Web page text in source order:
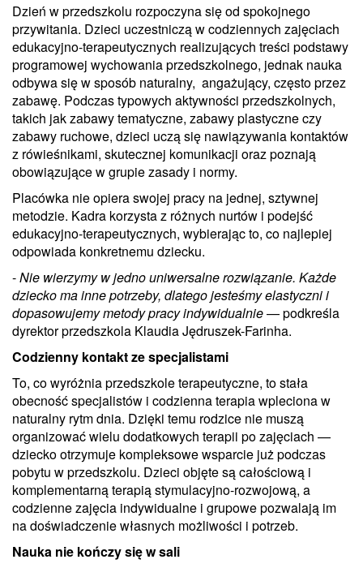
Dzień w przedszkolu rozpoczyna się od spokojnego
przywitania. Dzieci uczestniczą w codziennych zajęciach
edukacyjno-terapeutycznych realizujących treści podstawy
programowej wychowania przedszkolnego, jednak nauka
odbywa się w sposób naturalny, angażujący, często przez
zabawę. Podczas typowych aktywności przedszkolnych,
takich jak zabawy tematyczne, zabawy plastyczne czy
zabawy ruchowe, dzieci uczą się nawiązywania kontaktów
z rówieśnikami, skutecznej komunikacji oraz poznają
obowiązujące w grupie zasady i normy.
Placówka nie opiera swojej pracy na jednej, sztywnej
metodzie. Kadra korzysta z różnych nurtów i podejść
edukacyjno-terapeutycznych, wybierając to, co najlepiej
odpowiada konkretnemu dziecku.
-Nie wierzymy w jedno uniwersalne rozwiązanie. Każde
dziecko ma inne potrzeby, dlatego jesteśmy elastyczni i
dopasowujemy metody pracy indywidualnie— podkreśla
dyrektor przedszkola Klaudia Jędruszek-Farinha.
Codzienny kontakt ze specjalistami
To, co wyróżnia przedszkole terapeutyczne, to stała
obecność specjalistów i codzienna terapia wpleciona w
naturalny rytm dnia. Dzięki temu rodzice nie muszą
organizować wielu dodatkowych terapii po zajęciach —
dziecko otrzymuje kompleksowe wsparcie już podczas
pobytu w przedszkolu. Dzieci objęte są całościową i
komplementarną terapią stymulacyjno-rozwojową, a
codzienne zajęcia indywidualne i grupowe pozwalają im
na doświadczenie własnych możliwości i potrzeb.
Nauka nie kończy się w sali